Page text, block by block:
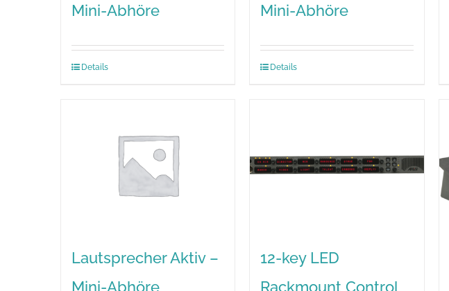
Mini-Abhöre
Details
Mini-Abhöre
Details
Lautsprecher Aktiv –
Mini-Abhöre
12-key LED
Rackmount Control